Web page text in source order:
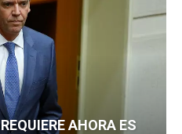
AHORA ES